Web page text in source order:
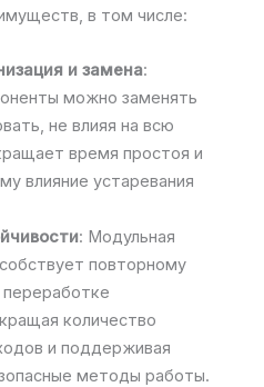
в том числе:
и замена:
можно заменять
не влияя на всю
время простоя и
влияние устаревания
: Модульная
повторному
количество
и поддерживая
методы работы.